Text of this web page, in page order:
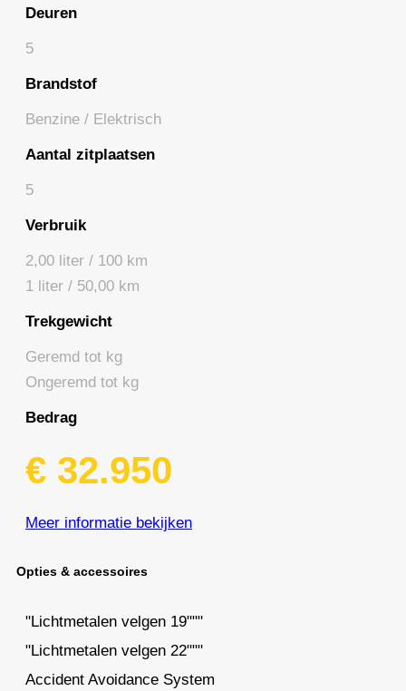
Deuren
5
Brandstof
Benzine / Elektrisch
Aantal zitplaatsen
5
Verbruik
2,00 liter / 100 km
1 liter / 50,00 km
Trekgewicht
Geremd tot kg
Ongeremd tot kg
Bedrag
€ 32.950
Meer informatie bekijken
Opties & accessoires
"Lichtmetalen velgen 19"""
"Lichtmetalen velgen 22"""
Accident Avoidance System